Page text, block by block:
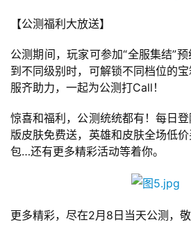
戏
单
机
游
休
闲
【公测福利大放送】
公测期间，玩家可参加“全服集结”
到不同级别时，可解锁不同档位的
服齐助力，一起为公测打Call！
惊喜和福利，公测统统都有！每日
版皮肤免费送，英雄和皮肤全场低
包…还有更多精彩活动等着你。
更多精彩，尽在2月8日当天公测，敬